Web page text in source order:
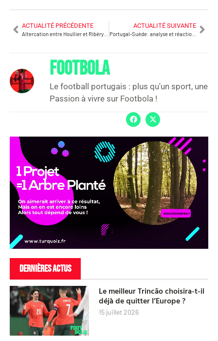
ACTUALITÉ PRÉCÉDENTE ACTUALITÉ SUIVANTE
FOOTBOLA
Le football portugais : plus qu'un sport, une
Passion à vivre sur Footbola !
DERNIÈRES ACTUS
Le meilleur Trincão choisira-t-il
déjà de quitter l’Europe ?
15 juillet 2026